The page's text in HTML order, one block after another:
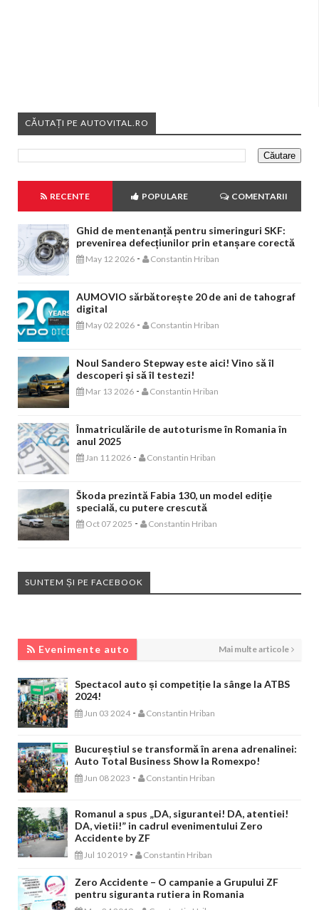
CĂUTAȚI PE AUTOVITAL.RO
RECENTE POPULARE COMENTARII
Ghid de mentenanță pentru simeringuri SKF:
prevenirea defecțiunilor prin etanșare corectă
May 12 2026 - Constantin Hriban
AUMOVIO sărbătorește 20 de ani de tahograf
digital
May 02 2026 - Constantin Hriban
Noul Sandero Stepway este aici! Vino să îl
descoperi și să îl testezi!
Mar 13 2026 - Constantin Hriban
Înmatriculările de autoturisme în Romania în
anul 2025
Jan 11 2026 - Constantin Hriban
Škoda prezintă Fabia 130, un model ediție
specială, cu putere crescută
Oct 07 2025 - Constantin Hriban
SUNTEM ȘI PE FACEBOOK
Evenimente auto Mai multe articole
Spectacol auto și competiție la sânge la ATBS
2024!
Jun 03 2024 - Constantin Hriban
Bucureștiul se transformă în arena adrenalinei:
Auto Total Business Show la Romexpo!
Jun 08 2023 - Constantin Hriban
Romanul a spus „DA, sigurantei! DA, atentiei!
DA, vietii!” in cadrul evenimentului Zero
Accidente by ZF
Jul 10 2019 - Constantin Hriban
Zero Accidente – O campanie a Grupului ZF
pentru siguranta rutiera in Romania